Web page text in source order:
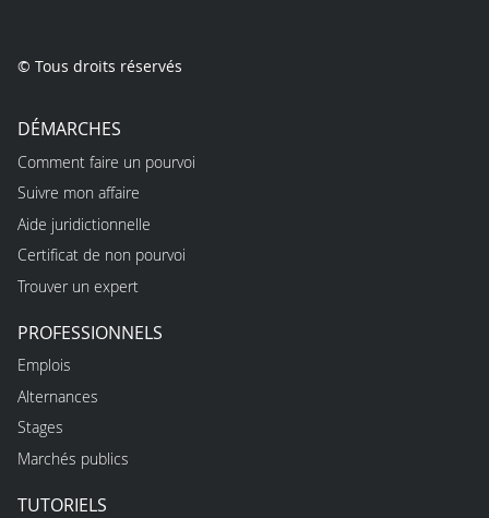
© Tous droits réservés
DÉMARCHES
Comment faire un pourvoi
Suivre mon affaire
Aide juridictionnelle
Certificat de non pourvoi
Trouver un expert
PROFESSIONNELS
Emplois
Alternances
Stages
Marchés publics
TUTORIELS